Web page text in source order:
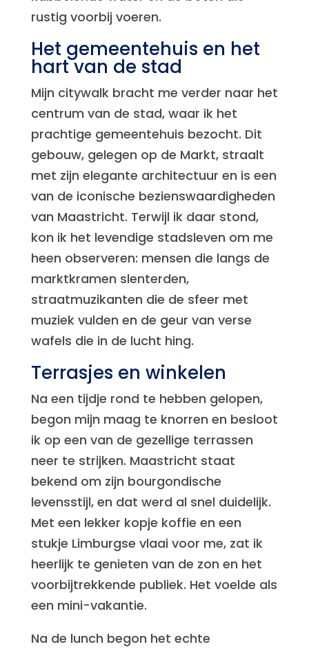
rustig voorbij voeren.
Het gemeentehuis en het
hart van de stad
Mijn citywalk bracht me verder naar het
centrum van de stad, waar ik het
prachtige gemeentehuis bezocht. Dit
gebouw, gelegen op de Markt, straalt
met zijn elegante architectuur en is een
van de iconische bezienswaardigheden
van Maastricht. Terwijl ik daar stond,
kon ik het levendige stadsleven om me
heen observeren: mensen die langs de
marktkramen slenterden,
straatmuzikanten die de sfeer met
muziek vulden en de geur van verse
wafels die in de lucht hing.
Terrasjes en winkelen
Na een tijdje rond te hebben gelopen,
begon mijn maag te knorren en besloot
ik op een van de gezellige terrassen
neer te strijken. Maastricht staat
bekend om zijn bourgondische
levensstijl, en dat werd al snel duidelijk.
Met een lekker kopje koffie en een
stukje Limburgse vlaai voor me, zat ik
heerlijk te genieten van de zon en het
voorbijtrekkende publiek. Het voelde als
een mini-vakantie.
Na de lunch begon het echte